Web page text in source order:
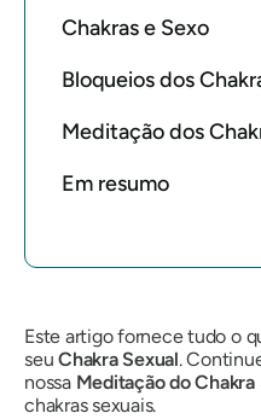
Chakras e Sexo
Bloqueios dos
Meditação dos
Em resumo
Este artigo fornece tudo o
seuChakra Sexual.
nossa Meditação do Chakra
chakras sexuais.